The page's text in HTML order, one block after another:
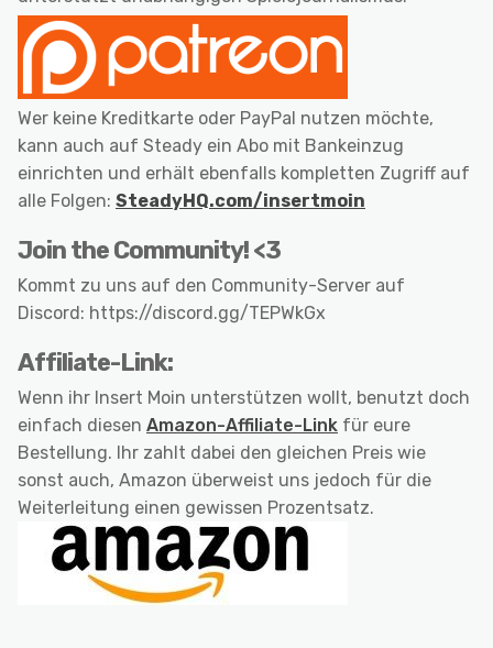
Wer keine Kreditkarte oder PayPal nutzen möchte,
kann auch auf Steady ein Abo mit Bankeinzug
einrichten und erhält ebenfalls kompletten Zugriff auf
alle Folgen: SteadyHQ.com/insertmoin
Join the Community! <3
Kommt zu uns auf den Community-Server auf
Discord: https://discord.gg/TEPWkGx
Affiliate-Link:
Wenn ihr Insert Moin unterstützen wollt, benutzt doch
einfach diesen Amazon-Affiliate-Link für eure
Bestellung. Ihr zahlt dabei den gleichen Preis wie
sonst auch, Amazon überweist uns jedoch für die
Weiterleitung einen gewissen Prozentsatz.